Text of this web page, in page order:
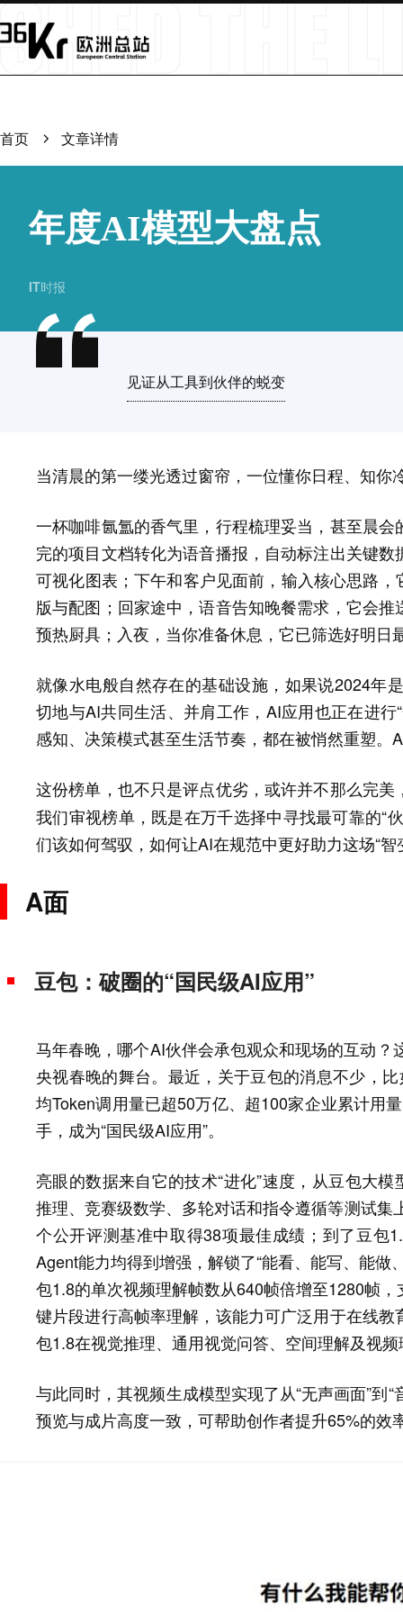
首页 文章详情
年度AI模型大盘点
IT时报
见证从工具到伙伴的蜕变
当清晨的第一缕光透过窗帘，一位懂你日程、知你
一杯咖啡氤氲的香气里，行程梳理妥当，甚至晨
完的项目文档转化为语音播报，自动标注出关键
可视化图表；下午和客户见面前，输入核心思路
版与配图；回家途中，语音告知晚餐需求，它会
预热厨具；入夜，当你准备休息，它已筛选好明
就像水电般自然存在的基础设施，如果说2024年
切地与AI共同生活、并肩工作，AI应用也正在进
感知、决策模式甚至生活节奏，都在被悄然重塑。
这份榜单，也不只是评点优劣，或许并不那么完
我们审视榜单，既是在万千选择中寻找最可靠的“
们该如何驾驭，如何让AI在规范中更好助力这场“智
A面
豆包：破圈的“国民级AI应用”
马年春晚，哪个AI伙伴会承包观众和现场的互动
央视春晚的舞台。最近，关于豆包的消息不少，
均Token调用量已超50万亿、超100家企业累计
手，成为“国民级AI应用”。
亮眼的数据来自它的技术“进化”速度，从豆包大
推理、竞赛级数学、多轮对话和指令遵循等测试
个公开评测基准中取得38项最佳成绩；到了豆包
Agent能力均得到增强，解锁了“能看、能写、能
包1.8的单次视频理解帧数从640帧倍增至1280帧
键片段进行高帧率理解，该能力可广泛用于在线
包1.8在视觉推理、通用视觉问答、空间理解及视
与此同时，其视频生成模型实现了从“无声画面”到
预览与成片高度一致，可帮助创作者提升65%的效